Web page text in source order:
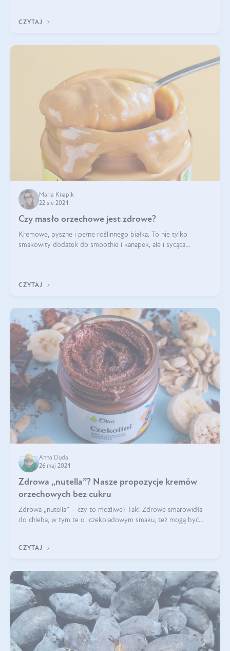
CZYTAJ
Maria Knapik
22 sie 2024
Czy masło orzechowe jest zdrowe?
Kremowe, pyszne i pełne roślinnego białka. To nie tylko
smakowity dodatek do smoothie i kanapek, ale i sycąca
CZYTAJ
Anna Duda
26 maj 2024
Zdrowa „nutella”? Nasze propozycje kremów
orzechowych bez cukru
Zdrowa „nutella” – czy to możliwe? Tak! Zdrowe smarowidła
do chleba, w tym te o czekoladowym smaku, też mogą być
CZYTAJ